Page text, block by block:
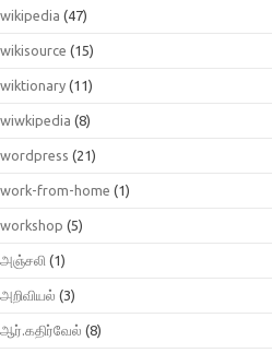
wikipedia (47)
wikisource (15)
wiktionary (11)
wiwkipedia (8)
wordpress (21)
work-from-home (1)
workshop (5)
அஞ்சலி (1)
அறிவியல் (3)
ஆர்.கதிர்வேல் (8)